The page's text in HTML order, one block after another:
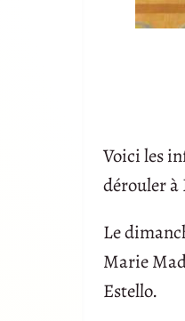
Voici les
dérouler à
Le
Marie
Estello.